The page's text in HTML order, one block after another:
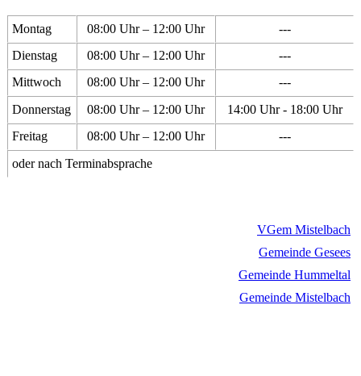
Montag 08:00 Uhr – 12:00 Uhr
---
Dienstag
08:00 Uhr – 12:00 Uhr
---
Mittwoch
08:00 Uhr – 12:00 Uhr
---
Donnerstag
08:00 Uhr – 12:00 Uhr
14:00 Uhr - 18:00 Uhr
Freitag
08:00 Uhr – 12:00 Uhr
---
oder nach Terminabsprache
VGem Mistelbach
Gemeinde Gesees
Gemeinde Hummeltal
Gemeinde Mistelbach